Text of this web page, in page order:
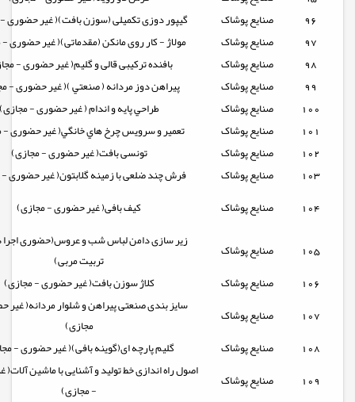
96
صنایع پوشاک
گیپور دوزی تکمیلی (سوزن بافت)( غیر حضوری
97
صنایع پوشاک
مولاژ - کار روی مانکن (مقدماتی)( غیر حضوری
98
صنایع پوشاک
بافنده ترکیبی قالی و گلیم( غیر حضوری -
99
صنایع پوشاک
پيراهن دوز مردانه ( صنعتي )( غیر حضوری -
100
صنایع پوشاک
طراحي پايه و اندام ( غیر حضوری -
101
صنایع پوشاک
تعمير و سرويس چرخ هاي خانگي( غیر حضوری -
102
صنایع پوشاک
تونسی بافت( غیر حضوری - مجازی)
103
صنایع پوشاک
فرش چند ضلعی با زمینه گلابتون( غیر حضوری
104
صنایع پوشاک کیف بافی( غیر حضوری - مجازی)
105 صنایع پوشاک
زیر سازی دامن لباس شب و عروس(حضوری اجرا
تربیت مربی)
106
صنایع پوشاک
کلاژ سوزن بافت( غیر حضوری - مجازی)
107
صنایع پوشاک
سایز بندی صنعتی پیراهن و شلوار مردانه(
مجازی)
108
صنایع پوشاک
گلیم پارچه ای(گوینه بافی)( غیر حضوری -
109
صنایع پوشاک
اصول راه اندازی خط تولید و آشنایی با ماشین
- مجازی)